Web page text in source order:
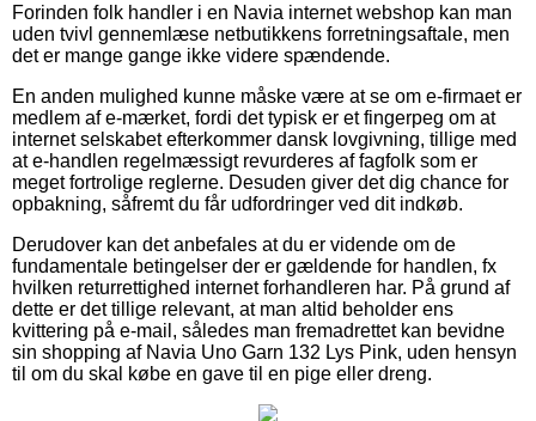
Forinden folk handler i en Navia internet webshop kan man
uden tvivl gennemlæse netbutikkens forretningsaftale, men
det er mange gange ikke videre spændende.
En anden mulighed kunne måske være at se om e-firmaet er
medlem af e-mærket, fordi det typisk er et fingerpeg om at
internet selskabet efterkommer dansk lovgivning, tillige med
at e-handlen regelmæssigt revurderes af fagfolk som er
meget fortrolige reglerne. Desuden giver det dig chance for
opbakning, såfremt du får udfordringer ved dit indkøb.
Derudover kan det anbefales at du er vidende om de
fundamentale betingelser der er gældende for handlen, fx
hvilken returrettighed internet forhandleren har. På grund af
dette er det tillige relevant, at man altid beholder ens
kvittering på e-mail, således man fremadrettet kan bevidne
sin shopping af Navia Uno Garn 132 Lys Pink, uden hensyn
til om du skal købe en gave til en pige eller dreng.